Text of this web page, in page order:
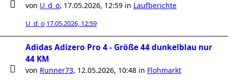
von U_d_o, 17.05.2026, 12:59 in Laufberichte
U_d_o 17.05.2026, 12:59
Adidas Adizero Pro 4 - Größe 44 dunkelblau nur
44 KM
von Runner73, 12.05.2026, 10:48 in Flohmarkt